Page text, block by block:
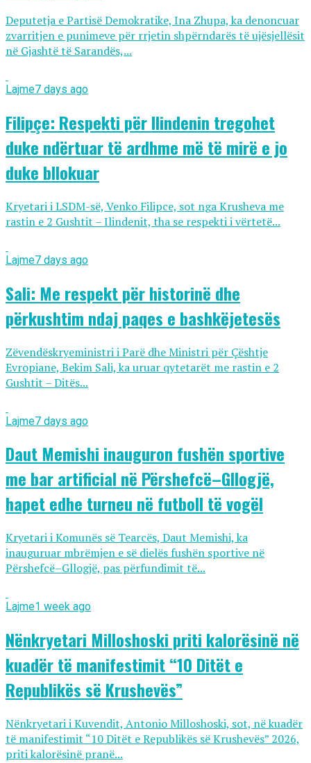
Deputetja e Partisë Demokratike, Ina Zhupa, ka denoncuar
zvarritjen e punimeve për rrjetin shpërndarës të ujësjellësit
në Gjashtë të Sarandës,...
Lajme7 days ago
Filipçe: Respekti për Ilindenin tregohet
duke ndërtuar të ardhme më të mirë e jo
duke bllokuar
Kryetari i LSDM-së, Venko Filipce, sot nga Krusheva me
rastin e 2 Gushtit – Ilindenit, tha se respekti i vërtetë...
Lajme7 days ago
Sali: Me respekt për historinë dhe
përkushtim ndaj paqes e bashkëjetesës
Zëvendëskryeministri i Parë dhe Ministri për Çështje
Evropiane, Bekim Sali, ka uruar qytetarët me rastin e 2
Gushtit – Ditës...
Lajme7 days ago
Daut Memishi inauguron fushën sportive
me bar artificial në Përshefcë–Gllogjë,
hapet edhe turneu në futboll të vogël
Kryetari i Komunës së Tearcës, Daut Memishi, ka
inauguruar mbrëmjen e së dielës fushën sportive në
Përshefcë–Gllogjë, pas përfundimit të...
Lajme1 week ago
Nënkryetari Milloshoski priti kalorësinë në
kuadër të manifestimit “10 Ditët e
Republikës së Krushevës”
Nënkryetari i Kuvendit, Antonio Milloshoski, sot, në kuadër
të manifestimit “10 Ditët e Republikës së Krushevës” 2026,
priti kalorësinë pranë...